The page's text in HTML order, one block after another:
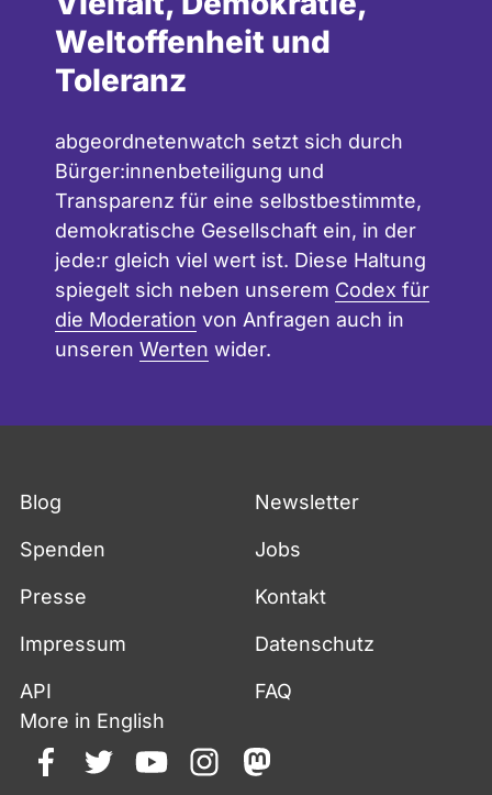
Weltoffenheit und
Toleranz
abgeordnetenwatch setzt sich durch
Bürger:innenbeteiligung und
Transparenz für eine selbstbestimmte,
demokratische Gesellschaft ein, in der
jede:r gleich viel wert ist. Diese Haltung
spiegelt sich neben unserem Codex für
die Moderation von Anfragen auch in
unseren Werten wider.
Blog Newsletter
Spenden Jobs
Presse Kontakt
Impressum Datenschutz
API
FAQ
More in English
facebooktwitteryoutubeinstagrammastodon